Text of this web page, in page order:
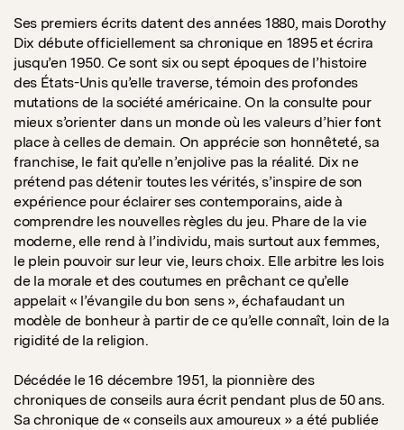
Ses premiers écrits datent des années 1880, mais Dorothy
Dix débute officiellement sa chronique en 1895 et écrira
jusqu’en 1950. Ce sont six ou sept époques de l’histoire
des États-Unis qu’elle traverse, témoin des profondes
mutations de la société américaine. On la consulte pour
mieux s’orienter dans un monde où les valeurs d’hier font
place à celles de demain. On apprécie son honnêteté, sa
franchise, le fait qu’elle n’enjolive pas la réalité. Dix ne
prétend pas détenir toutes les vérités, s’inspire de son
expérience pour éclairer ses contemporains, aide à
comprendre les nouvelles règles du jeu. Phare de la vie
moderne, elle rend à l’individu, mais surtout aux femmes,
le plein pouvoir sur leur vie, leurs choix. Elle arbitre les lois
de la morale et des coutumes en prêchant ce qu’elle
appelait « l’évangile du bon sens », échafaudant un
modèle de bonheur à partir de ce qu’elle connaît, loin de la
rigidité de la religion.
Décédée le 16 décembre 1951, la pionnière des
chroniques de conseils aura écrit pendant plus de 50 ans.
Sa chronique de « conseils aux amoureux » a été publiée